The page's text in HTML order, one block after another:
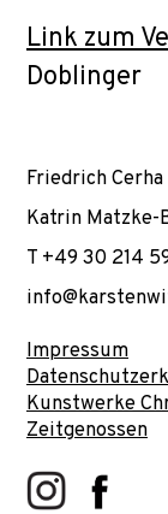
Link zum
Doblinger
Friedrich Cerha
Katrin Matzke-
T +49 30 214
Impressum
Kunstwerke
Zeitgenossen